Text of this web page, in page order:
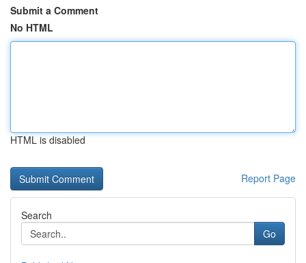
Submit a Comment
No HTML
HTML is disabled
Report Page
Search
Go